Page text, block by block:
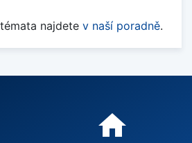
najdete v naší poradně.
nás? home